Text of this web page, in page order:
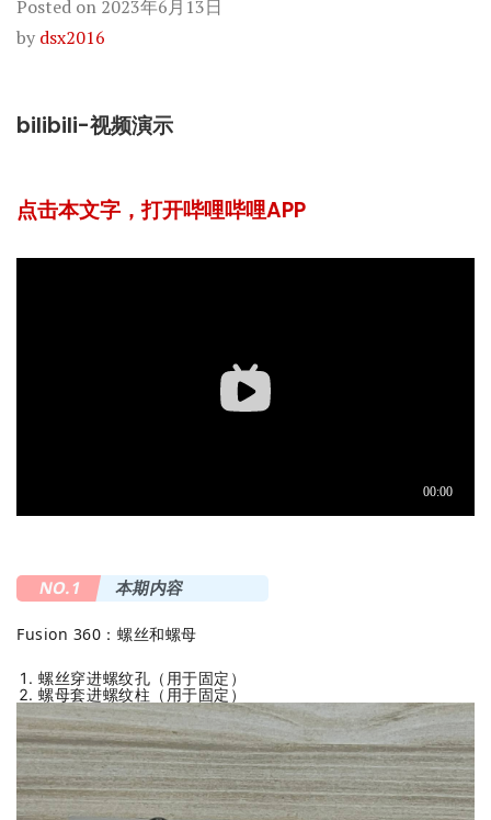
Posted on 2023年6月13日
by dsx2016
bilibili-视频演示
点击本文字，打开哔哩哔哩APP
​NO.1 本期内容
Fusion 360：螺丝和螺母
螺丝穿进螺纹孔 （用于固定）
螺母套进螺纹柱（用于固定）